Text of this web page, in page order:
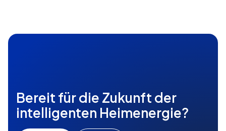
Bereit für die Zukunft der
intelligenten Heimenergie?